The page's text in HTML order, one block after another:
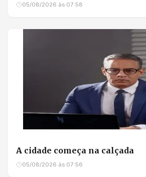
05/08/2026 às 07:58
A cidade começa na calçada
05/08/2026 às 07:56